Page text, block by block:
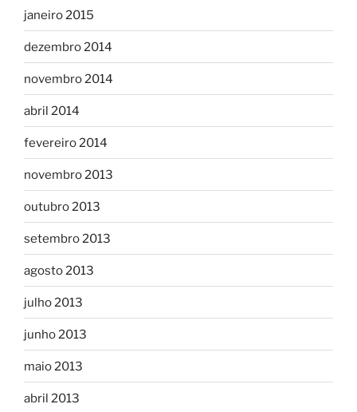
janeiro 2015
dezembro 2014
novembro 2014
abril 2014
fevereiro 2014
novembro 2013
outubro 2013
setembro 2013
agosto 2013
julho 2013
junho 2013
maio 2013
abril 2013